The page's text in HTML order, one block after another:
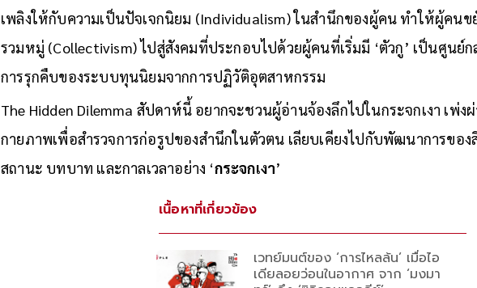
เพลิงให้กับความเป็นปัจเจกนิยม (Individualism) ในสำนึกของผู้คน ทำให้ผู้คน
รวมหมู่ (Collectivism) ไปสู่สังคมที่ประกอบไปด้วยผู้คนที่เริ่มมี ‘ตัวกู’ เป็นศูนย์
การรุกคืบของระบบทุนนิยมจากการปฏิวัติอุตสาหกรรม
The Hidden Dilemma สัปดาห์นี้ อยากจะชวนผู้อ่านจ้องลึกไปในกระจกเงา เพ่
กายภาพเพื่อสำรวจการก่อรูปของสำนึกในตัวตน เลียบเคียงไปกับพัฒนาการขอ
สถานะ บทบาท และกาลเวลาอย่าง ‘กระจกเงา’
เนื้อหาที่เกี่ยวข้อง
เวทย์มนต์ของ ‘การไหลล้น’ เมื่อไอ
เดียลอยว่อนในอากาศ จาก ‘มงมา